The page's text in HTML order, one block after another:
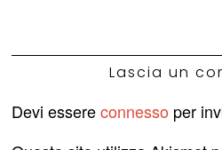
Lascia un
Devi essereconnesso per